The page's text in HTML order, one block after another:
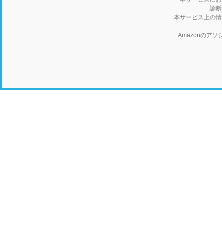
診
本サービス上の
Amazonのアソ